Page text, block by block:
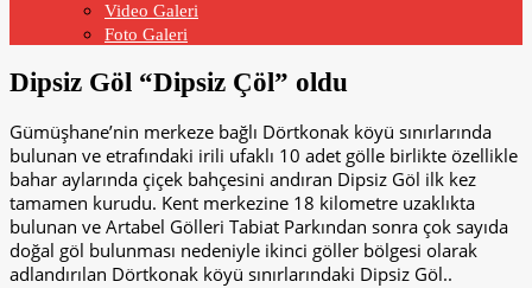
Video Galeri
Foto Galeri
Dipsiz Göl “Dipsiz Çöl” oldu
Gümüşhane’nin merkeze bağlı Dörtkonak köyü sınırlarında
bulunan ve etrafındaki irili ufaklı 10 adet gölle birlikte özellikle
bahar aylarında çiçek bahçesini andıran Dipsiz Göl ilk kez
tamamen kurudu. Kent merkezine 18 kilometre uzaklıkta
bulunan ve Artabel Gölleri Tabiat Parkından sonra çok sayıda
doğal göl bulunması nedeniyle ikinci göller bölgesi olarak
adlandırılan Dörtkonak köyü sınırlarındaki Dipsiz Göl..